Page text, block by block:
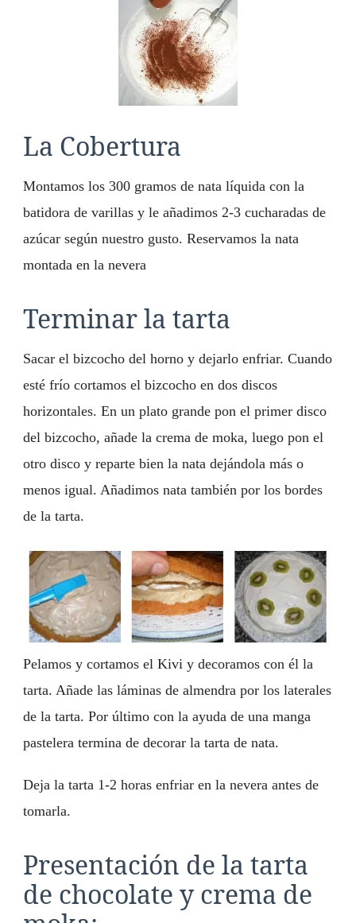
La Cobertura
Montamos los 300 gramos de nata líquida con la
batidora de varillas y le añadimos 2-3 cucharadas de
azúcar según nuestro gusto. Reservamos la nata
montada en la nevera
Terminar la tarta
Sacar el bizcocho del horno y dejarlo enfriar. Cuando
esté frío cortamos el bizcocho en dos discos
horizontales. En un plato grande pon el primer disco
del bizcocho, añade la crema de moka, luego pon el
otro disco y reparte bien la nata dejándola más o
menos igual. Añadimos nata también por los bordes
de la tarta.
Pelamos y cortamos el Kivi y decoramos con él la
tarta. Añade las láminas de almendra por los laterales
de la tarta. Por último con la ayuda de una manga
pastelera termina de decorar la tarta de nata.
Deja la tarta 1-2 horas enfriar en la nevera antes de
tomarla.
Presentación de la tarta
de chocolate y crema de